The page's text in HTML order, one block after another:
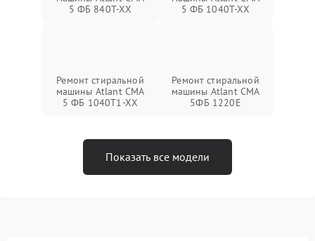
5 ФБ 840Т-ХХ
5 ФБ 1040Т-ХХ
Ремонт стиральной
машины Atlant СМА
5 ФБ 1040Т1-ХХ
Ремонт стиральной
машины Atlant СМА
5ФБ 1220Е
Показать все модели